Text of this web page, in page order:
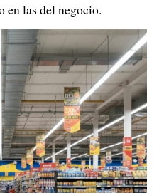
en las del negocio.